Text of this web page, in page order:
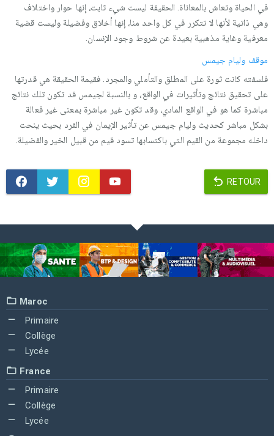
في الحیاة وتعاش بالمعاناة. الحقیقة لیست شيء ثابت، إنها حوار واختلاف
وهي ذاتیة لأنها لا تتكرر في كل واحد منا، إنها أخلاق وفضیلة ولیست قضیة
معرفیة وغایة مذهبیة بعیدة عن شروط وجود الإنسان.
موقف ولیام جیمس
فلسفته كانت ثورة على المطلق والتأملي والمجرد. فقیمة الحقیقة هي قدرتها
على تحقیق نتائج وتأثیرات في الواقع، و بالنسبة لجیمس قد تكون تلك نتائج
مباشرة كما هو في الواقع المادي، وقد تكون غیر مباشرة بمعنى غیر فعالة
بشكل مباشر كحدیث ولیام جیمس عن تأثیر الإیمان في الفرد بحیث ینحت
داخله مجموعة من القیم التي باكتسابها تسود قیم من قبیل الخیر والفضیلة.
RETOUR
Maroc
Primaire
Collège
Lycée
France
Primaire
Collège
Lycée